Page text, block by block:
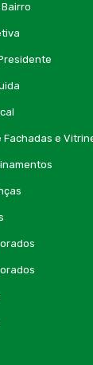
Bairro
Fachadas e